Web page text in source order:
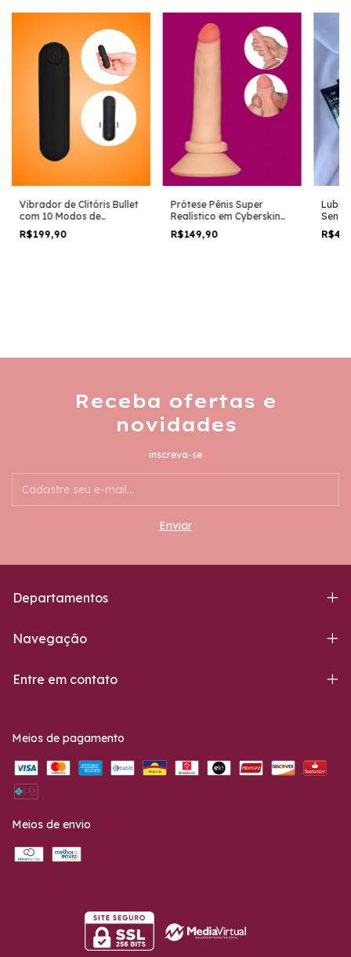
Vibrador de Clitóris Bullet
com 10 Modos de
Vibração CV-025
R$199,90
Prótese Pênis Super
Realístico em Cyberskin
com Ventosa Billy
13,5x3,3cm 686
R$149,90
ICE
Receba ofertas e
novidades
inscreva-se
Departamentos
Navegação
Entre em contato
Meios de pagamento
Meios de envio